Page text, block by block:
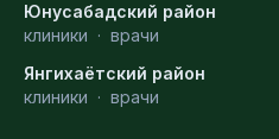
Юнусабадский район
клиники · врачи
Янгихаётский район
клиники · врачи